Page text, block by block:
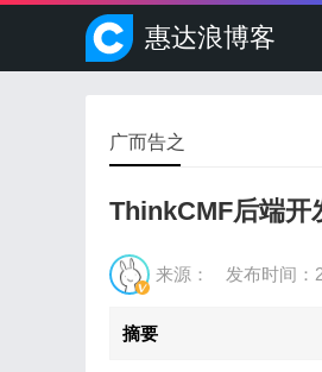
惠达浪博客
广而告之
ThinkCMF后端开
来源： 发布时间：
摘要